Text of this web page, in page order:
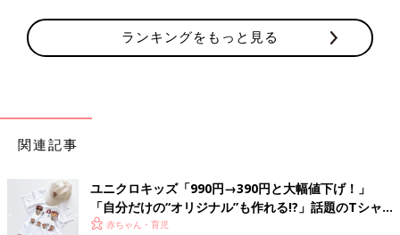
ランキングをもっと見る
関連記事
ユニクロキッズ「990円→390円と大幅値下げ！」
「自分だけの“オリジナル”も作れる!?」話題のTシャ
ツ4選赤ちゃん・育児